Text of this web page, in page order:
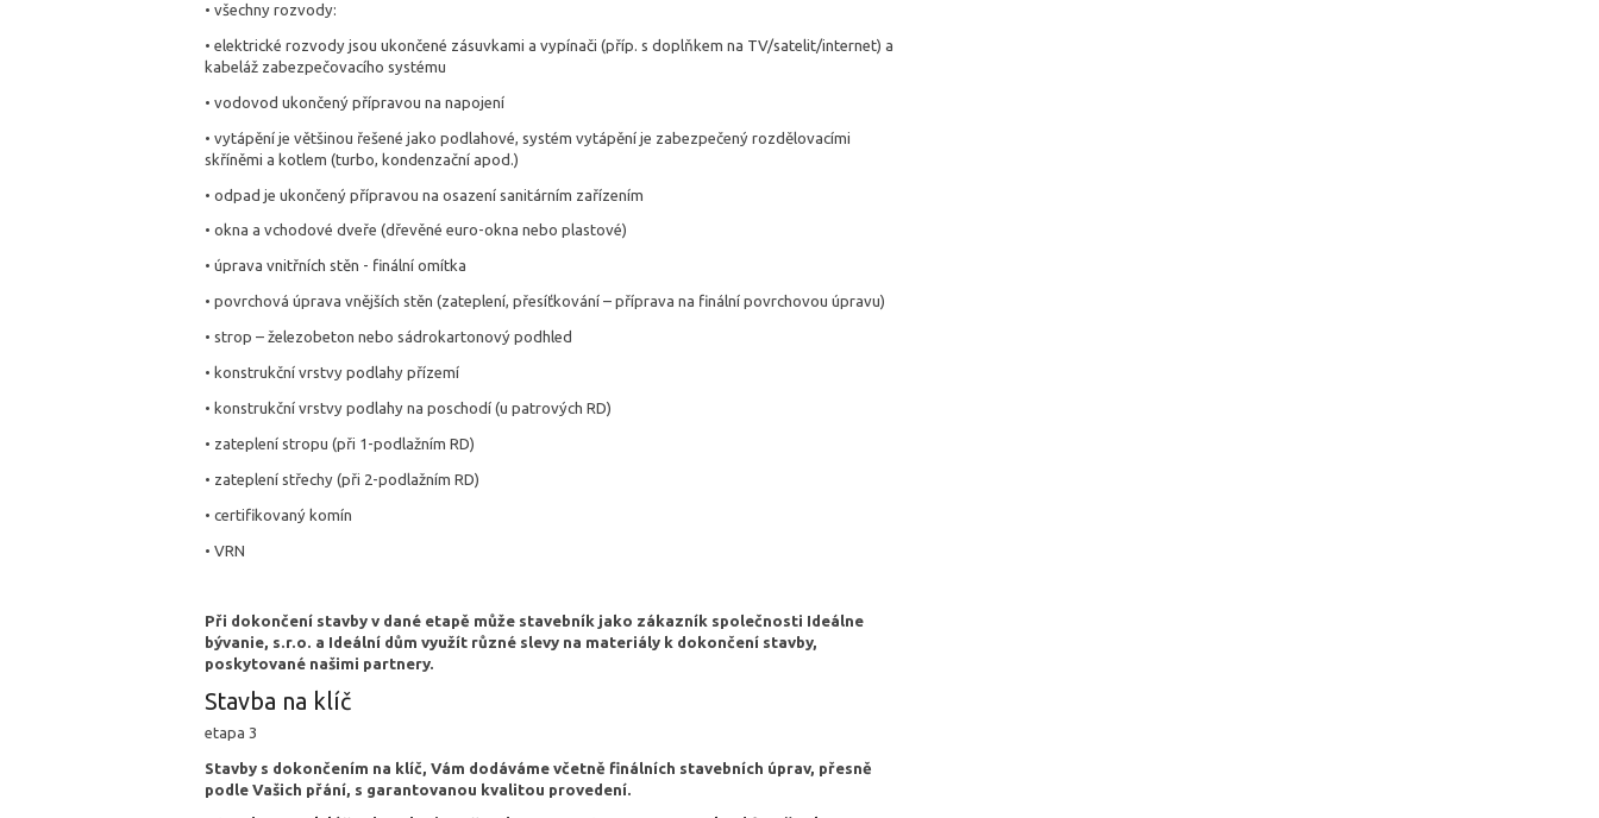
• všechny rozvody:
• elektrické rozvody jsou ukončené zásuvkami a vypínači (příp. s doplňkem na TV/satelit/internet) a
kabeláž zabezpečovacího systému
• vodovod ukončený přípravou na napojení
• vytápění je většinou řešené jako podlahové, systém vytápění je zabezpečený rozdělovacími
skříněmi a kotlem (turbo, kondenzační apod.)
• odpad je ukončený přípravou na osazení sanitárním zařízením
• okna a vchodové dveře (dřevěné euro-okna nebo plastové)
• úprava vnitřních stěn - finální omítka
• povrchová úprava vnějších stěn (zateplení, přesíťkování – příprava na finální povrchovou úpravu)
• strop – železobeton nebo sádrokartonový podhled
• konstrukční vrstvy podlahy přízemí
• konstrukční vrstvy podlahy na poschodí (u patrových RD)
• zateplení stropu (při 1-podlažním RD)
• zateplení střechy (při 2-podlažním RD)
• certifikovaný komín
• VRN
Při dokončení stavby v dané etapě může stavebník jako zákazník společnosti Ideálne
bývanie, s.r.o. a Ideální dům využít různé slevy na materiály k dokončení stavby,
poskytované našimi partnery.
Stavba na klíč
etapa 3
Stavby s dokončením na klíč, Vám dodáváme včetně finálních stavebních úprav, přesně
podle Vašich přání, s garantovanou kvalitou provedení.